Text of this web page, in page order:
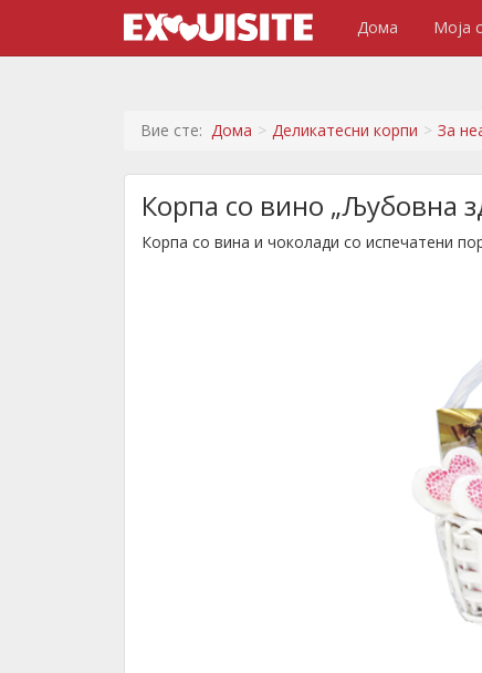
Дома Моја
Вие сте: Дома Деликатесни корпи За
Корпа со вино „Љубовна
Корпа со вина и чоколади со испечатени